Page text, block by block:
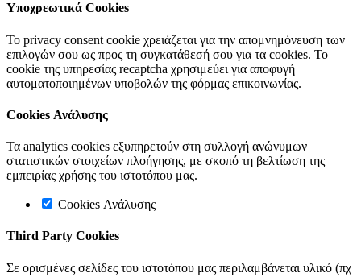
Υποχρεωτικά Cookies
Το privacy consent cookie χρειάζεται για την απομνημόνευση των
επιλογών σου ως προς τη συγκατάθεσή σου για τα cookies. Το
cookie της υπηρεσίας recaptcha χρησιμεύει για αποφυγή
αυτοματοποιημένων υποβολών της φόρμας επικοινωνίας.
Cookies Ανάλυσης
Τα analytics cookies εξυπηρετούν στη συλλογή ανώνυμων
στατιστικών στοιχείων πλοήγησης, με σκοπό τη βελτίωση της
εμπειρίας χρήσης του ιστοτόπου μας.
Cookies Ανάλυσης
Third Party Cookies
Σε ορισμένες σελίδες του ιστοτόπου μας περιλαμβάνεται υλικό (πχ